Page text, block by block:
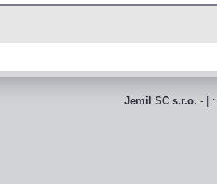
Jemil SC s.r.o. - |